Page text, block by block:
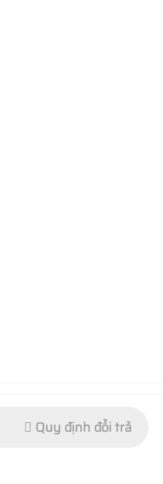
Quy định đổi trả